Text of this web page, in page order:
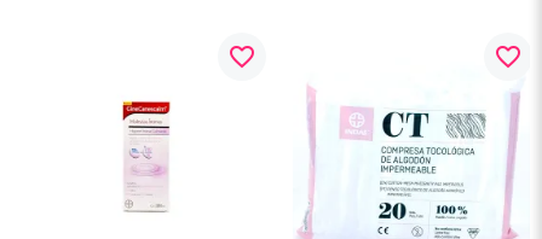
favorite_border favorite_border